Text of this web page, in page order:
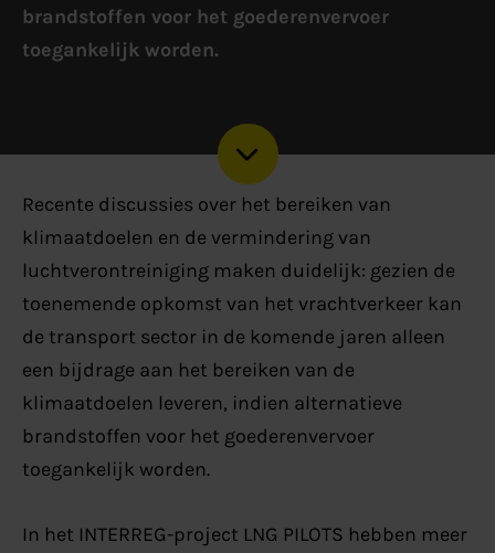
brandstoffen voor het goederenvervoer
toegankelijk worden.
Recente discussies over het bereiken van
klimaatdoelen en de vermindering van
luchtverontreiniging maken duidelijk: gezien de
toenemende opkomst van het vrachtverkeer kan
de transport sector in de komende jaren alleen
een bijdrage aan het bereiken van de
klimaatdoelen leveren, indien alternatieve
brandstoffen voor het goederenvervoer
toegankelijk worden.
In het INTERREG-project LNG PILOTS hebben meer